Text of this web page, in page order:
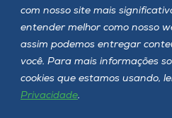
com nosso site mais
entender melhor como nosso
assim podemos entregar
você. Para mais informações
cookies que estamos usando,
Privacidade.